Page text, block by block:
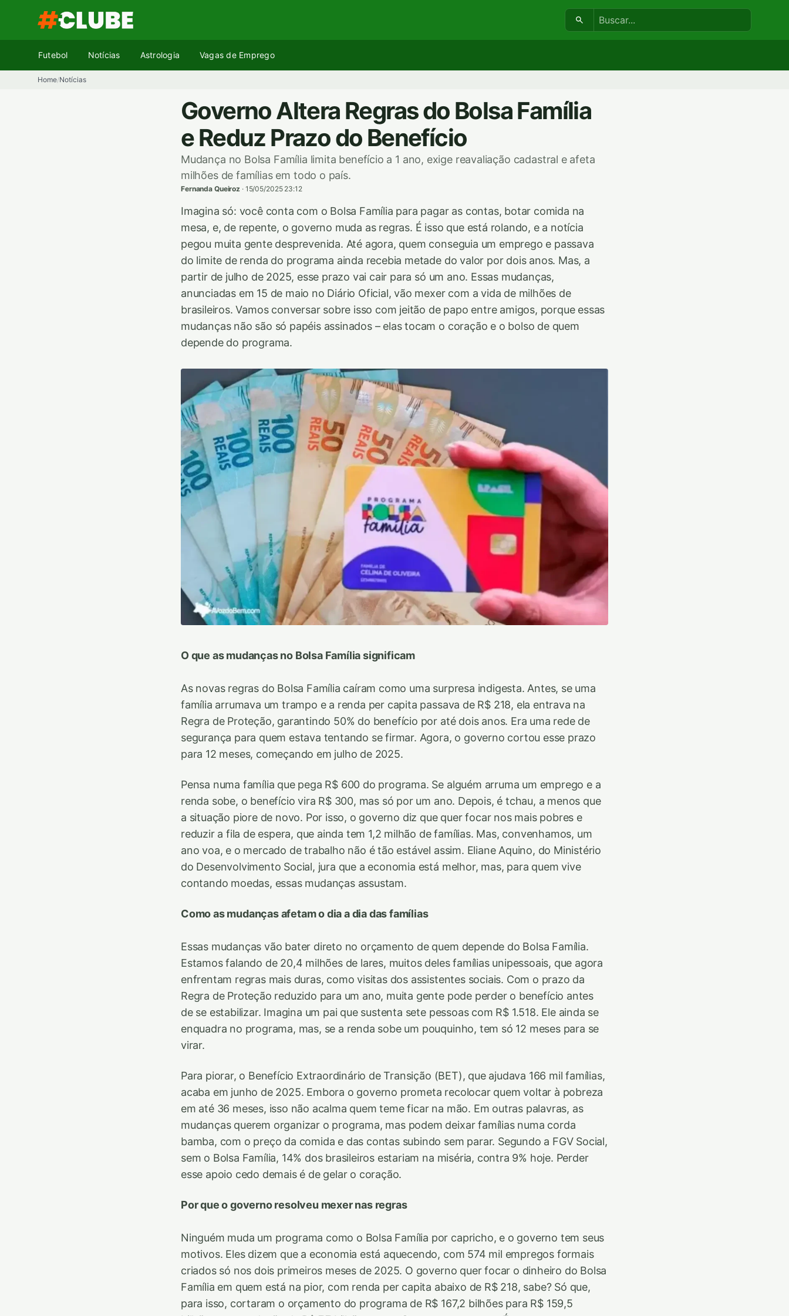
conteúdo
Buscar:
Futebol Notícias Astrologia Vagas de Emprego
Home/Notícias
Governo Altera Regras do Bolsa Família
e Reduz Prazo do Benefício
Mudança no Bolsa Família limita benefício a 1 ano, exige reavaliação cadastral e afeta
milhões de famílias em todo o país.
Fernanda Queiroz · 15/05/2025 23:12
Imagina só: você conta com o Bolsa Família para pagar as contas, botar comida na
mesa, e, de repente, o governo muda as regras. É isso que está rolando, e a notícia
pegou muita gente desprevenida. Até agora, quem conseguia um emprego e passava
do limite de renda do programa ainda recebia metade do valor por dois anos. Mas, a
partir de julho de 2025, esse prazo vai cair para só um ano. Essas mudanças,
anunciadas em 15 de maio no Diário Oficial, vão mexer com a vida de milhões de
brasileiros. Vamos conversar sobre isso com jeitão de papo entre amigos, porque essas
mudanças não são só papéis assinados – elas tocam o coração e o bolso de quem
depende do programa.
O que as mudanças no Bolsa Família significam
As novas regras do Bolsa Família caíram como uma surpresa indigesta. Antes, se uma
família arrumava um trampo e a renda per capita passava de R$ 218, ela entrava na
Regra de Proteção, garantindo 50% do benefício por até dois anos. Era uma rede de
segurança para quem estava tentando se firmar. Agora, o governo cortou esse prazo
para 12 meses, começando em julho de 2025.
Pensa numa família que pega R$ 600 do programa. Se alguém arruma um emprego e a
renda sobe, o benefício vira R$ 300, mas só por um ano. Depois, é tchau, a menos que
a situação piore de novo. Por isso, o governo diz que quer focar nos mais pobres e
reduzir a fila de espera, que ainda tem 1,2 milhão de famílias. Mas, convenhamos, um
ano voa, e o mercado de trabalho não é tão estável assim. Eliane Aquino, do Ministério
do Desenvolvimento Social, jura que a economia está melhor, mas, para quem vive
contando moedas, essas mudanças assustam.
Como as mudanças afetam o dia a dia das famílias
Essas mudanças vão bater direto no orçamento de quem depende do Bolsa Família.
Estamos falando de 20,4 milhões de lares, muitos deles famílias unipessoais, que agora
enfrentam regras mais duras, como visitas dos assistentes sociais. Com o prazo da
Regra de Proteção reduzido para um ano, muita gente pode perder o benefício antes
de se estabilizar. Imagina um pai que sustenta sete pessoas com R$ 1.518. Ele ainda se
enquadra no programa, mas, se a renda sobe um pouquinho, tem só 12 meses para se
virar.
Para piorar, o Benefício Extraordinário de Transição (BET), que ajudava 166 mil famílias,
acaba em junho de 2025. Embora o governo prometa recolocar quem voltar à pobreza
em até 36 meses, isso não acalma quem teme ficar na mão. Em outras palavras, as
mudanças querem organizar o programa, mas podem deixar famílias numa corda
bamba, com o preço da comida e das contas subindo sem parar. Segundo a FGV Social,
sem o Bolsa Família, 14% dos brasileiros estariam na miséria, contra 9% hoje. Perder
esse apoio cedo demais é de gelar o coração.
Por que o governo resolveu mexer nas regras
Ninguém muda um programa como o Bolsa Família por capricho, e o governo tem seus
motivos. Eles dizem que a economia está aquecendo, com 574 mil empregos formais
criados só nos dois primeiros meses de 2025. O governo quer focar o dinheiro do Bolsa
Família em quem está na pior, com renda per capita abaixo de R$ 218, sabe? Só que,
para isso, cortaram o orçamento do programa de R$ 167,2 bilhões para R$ 159,5